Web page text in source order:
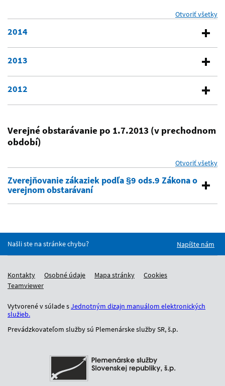
Otvoriť všetky
2014
2013
2012
Verejné obstarávanie po 1.7.2013 (v prechodnom
období)
Otvoriť všetky
Zverejňovanie zákaziek podľa §9 ods.9 Zákona o
verejnom obstarávaní
Našli ste na stránke chybu? Napíšte nám
Kontakty Osobné údaje Mapa stránky
Cookies
Teamviewer
Vytvorené v súlade sJednotným dizajn manuálom elektronických
služieb.
Prevádzkovateľom služby sú Plemenárske služby SR, š.p.